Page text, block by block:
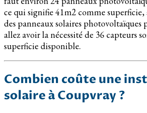
ce qui signifie 41m2 comme superficie,
des panneaux solaires photovoltaïques
allez avoir la nécessité de 36 capteurs
superficie disponible.
Combien coûte une
solaire à Coupvray ?